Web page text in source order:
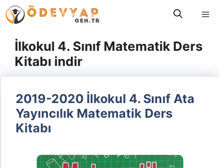
İçeriğe
atla
İlkokul 4. Sınıf Matematik Ders
Kitabı indir
2019-2020 İlkokul 4. Sınıf Ata
Yayıncılık Matematik Ders
Kitabı